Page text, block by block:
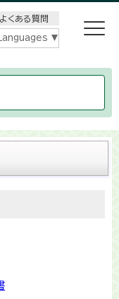
よくある質問
Languages